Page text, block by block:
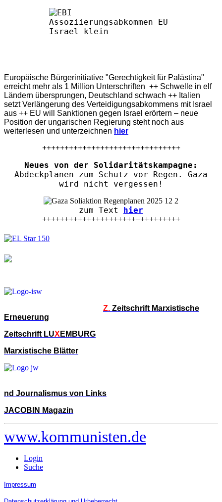
Europäische Bürgerinitiative "Gerechtigkeit für Palästina"
erreicht mehr als 1 Million Unterschriften ++ Schwelle in elf
Ländern übersprungen, Deutschland schwach ++ Italien
setzt Verlängerung des Verteidigungsabkommens mit Israel
aus ++ EU will Sanktionen gegen Israel erörtern – neue
Position der ungarischen Regierung steht noch aus
weiterlesen und unterzeichnen hier
+++++++++++++++++++++++++++++++
Neues von der Solidaritätskampagne:
Abdeckplanen zum Schutz vor Regen. Gaza
wird nicht vergessen!
zum Text hier
+++++++++++++++++++++++++++++++
Z. Zeitschrift Marxistische
Erneuerung
Zeitschrift LUX EMBURG
Marxistische Blätter
nd Journalismus von Links
JACOBIN Magazin
www.kommunisten.de
Login
Suche
Impressum